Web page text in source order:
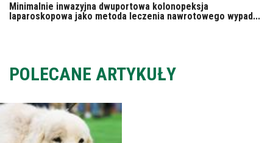
Minimalnie inwazyjna dwuportowa kolonopeksja
laparoskopowa jako metoda leczenia nawrotowego wypad...
POLECANE ARTYKUŁY